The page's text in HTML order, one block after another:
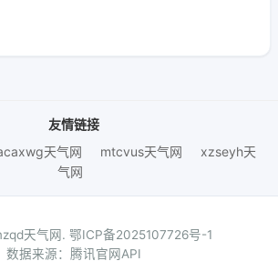
友情链接
天气网 mtcvus天气网
xzseyh天
气网
天气网. 鄂ICP备2025107726号-1
数据来源：腾讯官网API